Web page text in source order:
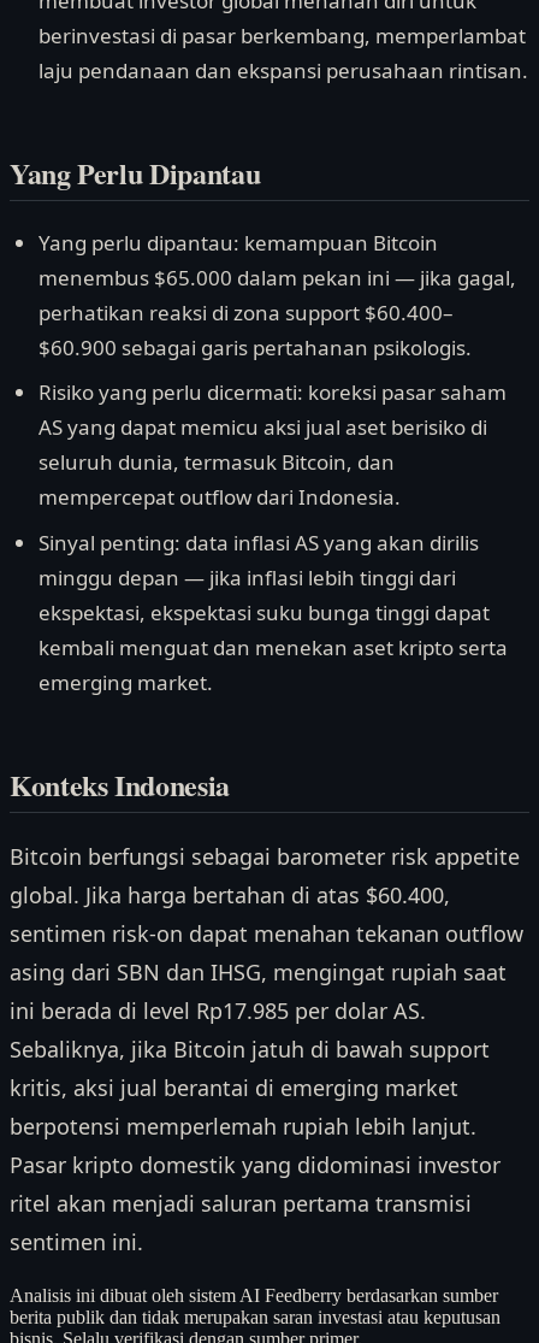
berinvestasi di pasar berkembang, memperlambat
laju pendanaan dan ekspansi perusahaan rintisan.
Yang Perlu Dipantau
Yang perlu dipantau: kemampuan Bitcoin
menembus $65.000 dalam pekan ini — jika gagal,
perhatikan reaksi di zona support $60.400–
$60.900 sebagai garis pertahanan psikologis.
Risiko yang perlu dicermati: koreksi pasar saham
AS yang dapat memicu aksi jual aset berisiko di
seluruh dunia, termasuk Bitcoin, dan
mempercepat outflow dari Indonesia.
Sinyal penting: data inflasi AS yang akan dirilis
minggu depan — jika inflasi lebih tinggi dari
ekspektasi, ekspektasi suku bunga tinggi dapat
kembali menguat dan menekan aset kripto serta
emerging market.
Konteks Indonesia
Bitcoin berfungsi sebagai barometer risk appetite
global. Jika harga bertahan di atas $60.400,
sentimen risk-on dapat menahan tekanan outflow
asing dari SBN dan IHSG, mengingat rupiah saat
ini berada di level Rp17.985 per dolar AS.
Sebaliknya, jika Bitcoin jatuh di bawah support
kritis, aksi jual berantai di emerging market
berpotensi memperlemah rupiah lebih lanjut.
Pasar kripto domestik yang didominasi investor
ritel akan menjadi saluran pertama transmisi
sentimen ini.
Analisis ini dibuat oleh sistem AI Feedberry berdasarkan sumber
berita publik dan tidak merupakan saran investasi atau keputusan
bisnis. Selalu verifikasi dengan sumber primer.